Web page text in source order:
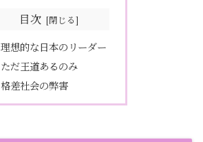
目次
理想的な日本のリーダー
ただ王道あるのみ
格差社会の弊害